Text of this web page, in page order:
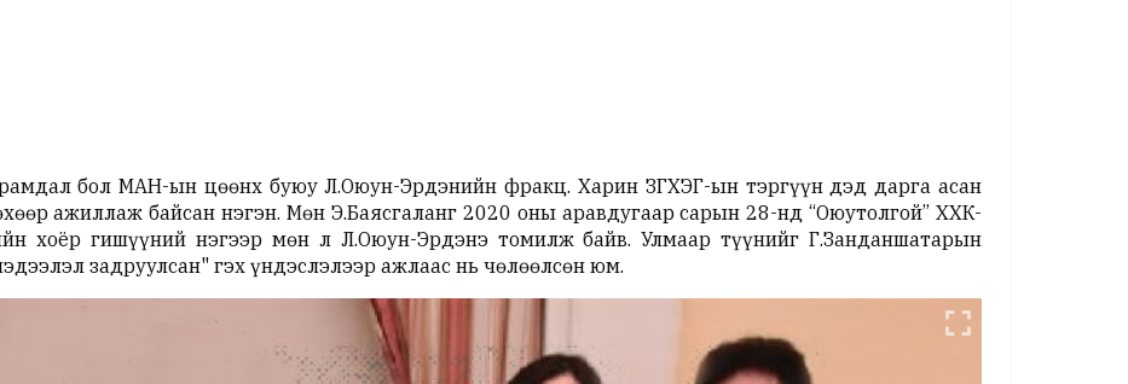
бол МАН-ын цөөнх буюу Л.Оюун-Эрдэнийн фракц. Харин ЗГХЭГ-ын тэргүүн дэд дарга асан
ажиллаж байсан нэгэн. Мөн Э.Баясгаланг 2020 оны аравдугаар сарын 28-нд “Оюутолгой” ХХК-
хоёр гишүүний нэгээр мөн л Л.Оюун-Эрдэнэ томилж байв. Улмаар түүнийг Г.Занданшатарын
задруулсан" гэх үндэслэлээр ажлаас нь чөлөөлсөн юм.